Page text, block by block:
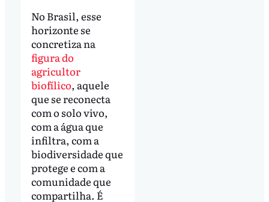
No Brasil, esse
horizonte se
concretiza na
figura do
agricultor
biofílico, aquele
que se reconecta
com o solo vivo,
com a água que
infiltra, com a
biodiversidade que
protege e com a
comunidade que
compartilha. É